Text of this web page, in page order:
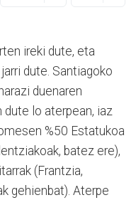
ireki dute, eta
dute. Santiagoko
duenaren
dute lo aterpean, iaz
%50 Estatukoa
batez ere),
(Frantzia,
gehienbat). Aterpe